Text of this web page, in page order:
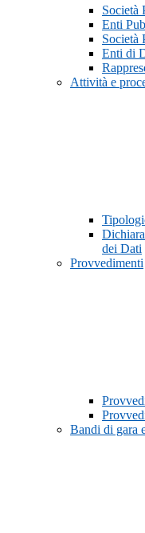
Società
Enti
Società
Enti di
Attività e
dei Dati
Provvedimenti
Bandi di gara